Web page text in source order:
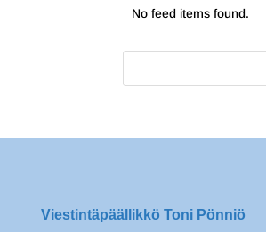
No feed items found.
Viestintäpäällikkö Toni Pönniö